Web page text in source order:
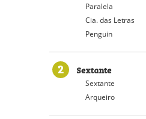
Paralela
Cia. das Letras
Penguin
2 Sextante
Sextante
Arqueiro